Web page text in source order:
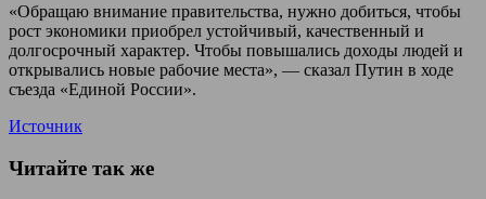
«Обращаю внимание правительства, нужно добиться, чтобы
рост экономики приобрел устойчивый, качественный и
долгосрочный характер. Чтобы повышались доходы людей и
открывались новые рабочие места», — сказал Путин в ходе
съезда «Единой России».
Источник
Читайте так же